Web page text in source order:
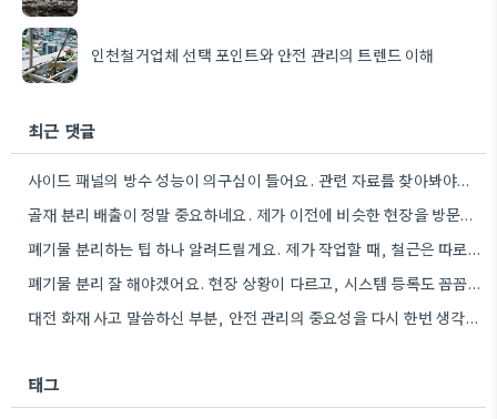
인천철거업체 선택 포인트와 안전 관리의 트렌드 이해
최근 댓글
사이드 패널의 방수 성능이 의구심이 들어요. 관련 자료를 찾아봐야겠네요.
골재 분리 배출이 정말 중요하네요. 제가 이전에 비슷한 현장을 방문했을 때도 이렇게 철저하게 분류하지 않은…
폐기물 분리하는 팁 하나 알려드릴게요. 제가 작업할 때, 철근은 따로 모아두고 골재는 색깔별로 구분해서 보관했는데,…
폐기물 분리 잘 해야겠어요. 현장 상황이 다르고, 시스템 등록도 꼼꼼히 확인해야 하니까.
대전 화재 사고 말씀하신 부분, 안전 관리의 중요성을 다시 한번 생각하게 되네요. 특히 규모가 큰…
태그